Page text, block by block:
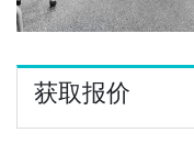
获取报价